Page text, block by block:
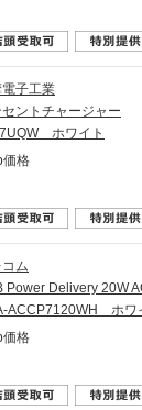
電子工業
セントチャージャー
ホワイト
価格
ム
Power Delivery 20W
ACCP7120WH ホワ
価格